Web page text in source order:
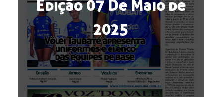
Edição 07 De Maio de
2025